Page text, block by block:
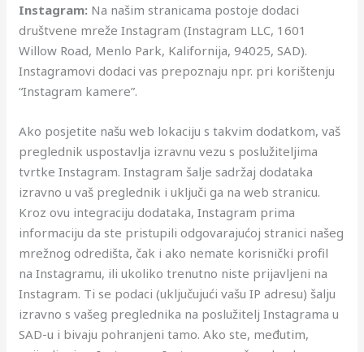
Instagram: Na našim stranicama postoje dodaci
društvene mreže Instagram (Instagram LLC, 1601
Willow Road, Menlo Park, Kalifornija, 94025, SAD).
Instagramovi dodaci vas prepoznaju npr. pri korištenju
“Instagram kamere”.
Ako posjetite našu web lokaciju s takvim dodatkom, vaš
preglednik uspostavlja izravnu vezu s poslužiteljima
tvrtke Instagram. Instagram šalje sadržaj dodataka
izravno u vaš preglednik i uključi ga na web stranicu.
Kroz ovu integraciju dodataka, Instagram prima
informaciju da ste pristupili odgovarajućoj stranici našeg
mrežnog odredišta, čak i ako nemate korisnički profil
na Instagramu, ili ukoliko trenutno niste prijavljeni na
Instagram. Ti se podaci (uključujući vašu IP adresu) šalju
izravno s vašeg preglednika na poslužitelj Instagrama u
SAD-u i bivaju pohranjeni tamo. Ako ste, međutim,